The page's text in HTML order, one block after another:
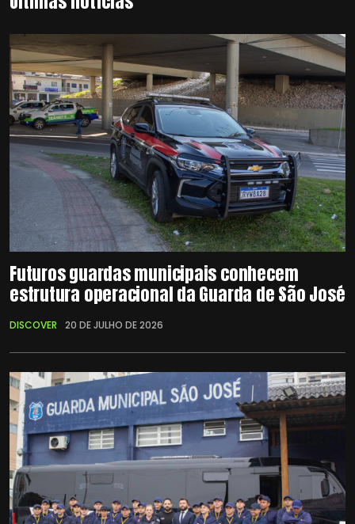
Futuros guardas municipais conhecem
estrutura operacional da Guarda de São José
DISCOVER 20 DE JULHO DE 2026